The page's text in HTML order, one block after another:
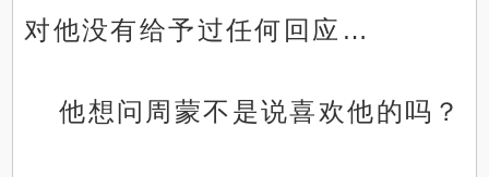
对他没有给予过任何回应…
他想问周蒙不是说喜欢他的吗？